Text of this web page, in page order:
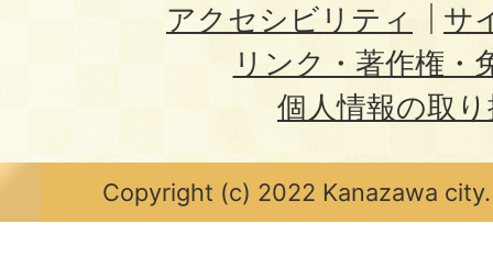
アクセシビリティ
サ
リンク・著作権・
個人情報の取
Copyright (c) 2022 Kanazawa